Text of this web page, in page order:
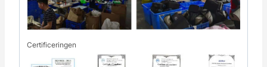
Certificeringen